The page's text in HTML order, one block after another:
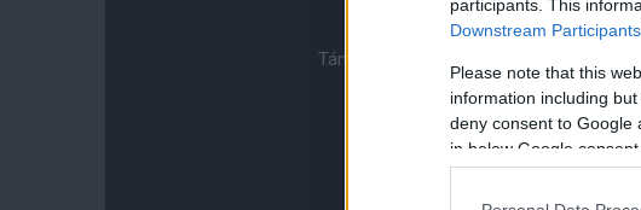
participants. This
Downstream Participants
Please note that this
information including
deny consent to Google
in below Google consent
Támogasd adományoddal a